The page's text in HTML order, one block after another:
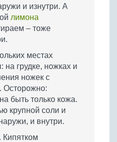
и изнутри. А
лимона
– тоже
местах
на грудке, ножках и
ножек с
Осторожно:
быть только кожа.
крупной соли и
и внутри.
Кипятком